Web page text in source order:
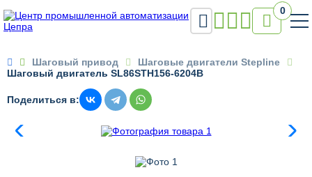
 0
 Шаговый привод
Шаговые двигатели Stepline
Шаговый двигатель SL86STH156-6204B
Поделиться в: